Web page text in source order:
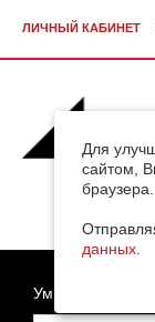
Для
сайтом,
браузера.
данных
ЛИЧНЫЙ КАБИНЕТ
Умный поиск